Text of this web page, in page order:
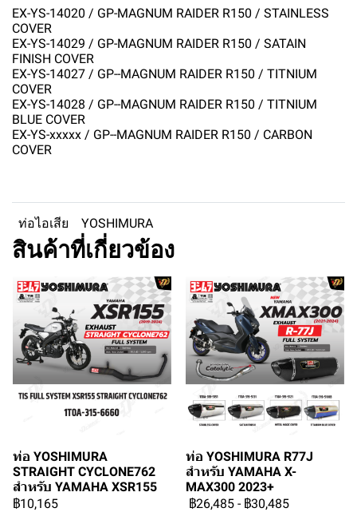
EX-YS-14020 / GP-MAGNUM RAIDER R150 / STAINLESS
COVER
EX-YS-14029 / GP-MAGNUM RAIDER R150 / SATAIN
FINISH COVER
EX-YS-14027 / GP--MAGNUM RAIDER R150 / TITNIUM
COVER
EX-YS-14028 / GP--MAGNUM RAIDER R150 / TITNIUM
BLUE COVER
EX-YS-xxxxx / GP--MAGNUM RAIDER R150 / CARBON
COVER
ท่อไอเสีย YOSHIMURA
สินค้าที่เกี่ยวข้อง
ท่อ YOSHIMURA
STRAIGHT CYCLONE762
สำหรับ YAMAHA XSR155
฿10,165
ท่อ YOSHIMURA R77J
สำหรับ YAMAHA X-
MAX300 2023+
฿26,485 - ฿30,485